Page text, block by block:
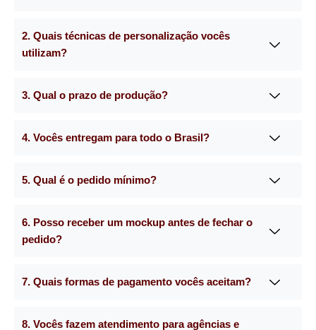
2. Quais técnicas de personalização vocês
utilizam?
3. Qual o prazo de produção?
4. Vocês entregam para todo o Brasil?
5. Qual é o pedido mínimo?
6. Posso receber um mockup antes de fechar o
pedido?
7. Quais formas de pagamento vocês aceitam?
8. Vocês fazem atendimento para agências e